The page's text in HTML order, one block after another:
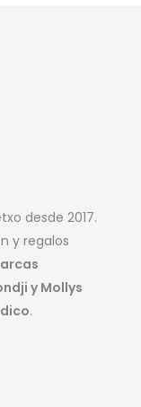
desde 2017.
y regalos
y Mollys
.